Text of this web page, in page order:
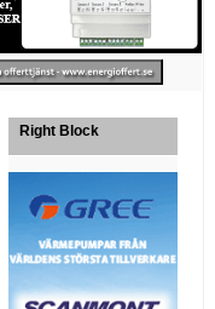
Right Block